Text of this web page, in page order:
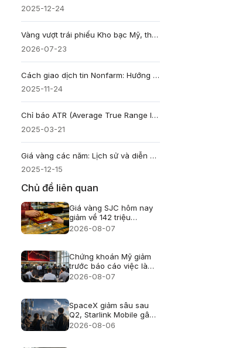
2025-12-24
Vàng vượt trái phiếu Kho bạc Mỹ, thành tài sản dự trữ lớn nhất thế giới lần đầu kể từ 1996
2026-07-23
Cách giao dịch tin Nonfarm: Hướng dẫn chi tiết cho Trader
2025-11-24
Chỉ báo ATR (Average True Range Indicator) là gì?
2025-03-21
Giá vàng các năm: Lịch sử và diễn biến giá vàng
2025-12-15
Chủ đề liên quan
Giá vàng SJC hôm nay
giảm về 142 triệu
đồng/lượng
2026-08-07
Chứng khoán Mỹ giảm
trước báo cáo việc làm
nhưng Phố Wall chưa
2026-08-07
SpaceX giảm sâu sau
Q2, Starlink Mobile gây
áp lực lên viễn thông Mỹ
2026-08-06